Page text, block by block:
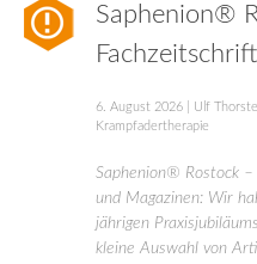
Saphenion®
6. August 2026 Ulf
Krampfadertherapie
Saphenion® Rostock
und Magazinen: Wir
jährigen
kleine Auswahl von